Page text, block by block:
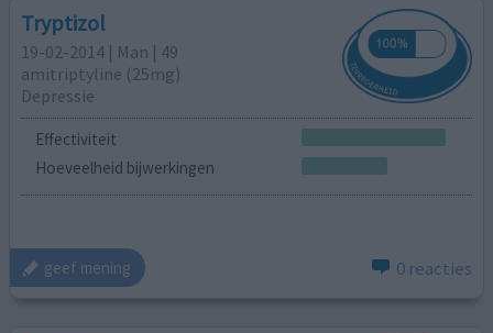
Tryptizol
19-02-2014 | Man | 49
amitriptyline (25mg)
Depressie
Effectiviteit
Hoeveelheid bijwerkingen
geef mening 0 reacties